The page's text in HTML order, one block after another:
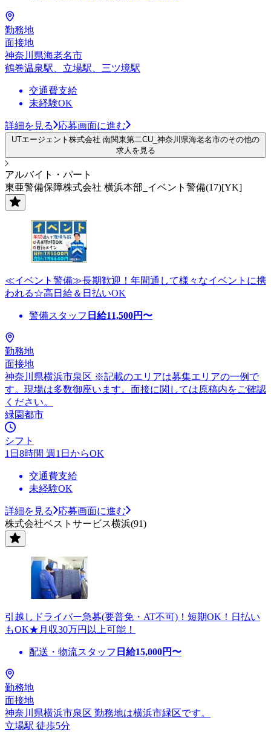
勤務地
面接地
神奈川県海老名市
鶴巻温泉駅、立場駅、三ツ境駅
交通費支給
未経験OK
詳細を見る 応募画面に進む
UTエージェント株式会社 南関東第二CU_神奈川県海老名市のその他の
求人を見る
アルバイト・パート
東亜警備保障株式会社 横浜本部_イベント警備(17)[YK]
≪イベント警備≫長期歓迎！年間通して様々なイベントに携
われる☆高日給＆日払いOK
警備スタッフ 日給11,500円〜
勤務地
面接地
神奈川県横浜市泉区 ※記載のエリアは募集エリアの一例で
す。現場は多数御座います。面接に関しては原稿内をご確認
ください。
緑園都市
シフト
1日8時間 週1日からOK
交通費支給
未経験OK
詳細を見る
応募画面に進む
株式会社ベストサービス横浜(91)
引越しドライバー急募(要普免・AT不可)！短期OK！日払い
もOK★月収30万円以上可能！
配送・物流スタッフ 日給15,000円〜
勤務地
面接地
神奈川県横浜市泉区 勤務地は横浜市緑区です。
立場駅 徒歩5分